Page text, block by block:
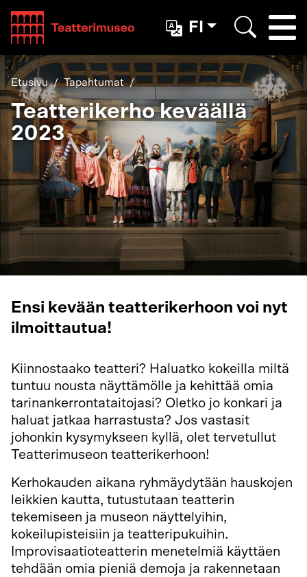
Teatterimuseo
FI
Etusivu Tapahtumat
Teatterikerho keväällä
2023
Ensi kevään teatterikerhoon voi nyt
ilmoittautua!
Kiinnostaako teatteri? Haluatko kokeilla miltä
tuntuu nousta näyttämölle ja kehittää omia
tarinankerrontataitojasi? Oletko jo konkari ja
haluat jatkaa harrastusta? Jos vastasit
johonkin kysymykseen kyllä, olet tervetullut
Teatterimuseon teatterikerhoon!
Kerhokauden aikana ryhmäydytään hauskojen
leikkien kautta, tutustutaan teatterin
tekemiseen ja museon näyttelyihin,
kokeilupisteisiin ja teatteripukuihin.
Improvisaatioteatterin menetelmiä käyttäen
tehdään omia pieniä demoja ja rakennetaan